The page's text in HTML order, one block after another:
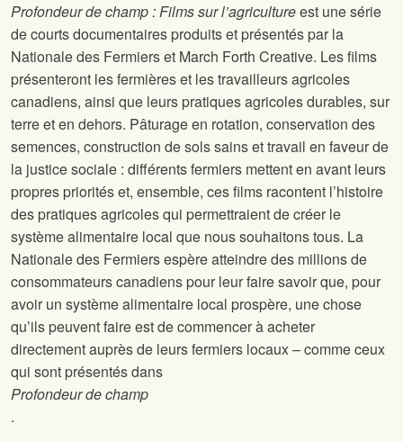
Profondeur de champ : Films sur l’agricultureest une série
de courts documentaires produits et présentés par la
Nationale des Fermiers et March Forth Creative. Les films
présenteront les fermières et les travailleurs agricoles
canadiens, ainsi que leurs pratiques agricoles durables, sur
terre et en dehors. Pâturage en rotation, conservation des
semences, construction de sols sains et travail en faveur de
la justice sociale : différents fermiers mettent en avant leurs
propres priorités et, ensemble, ces films racontent l’histoire
des pratiques agricoles qui permettraient de créer le
système alimentaire local que nous souhaitons tous. La
Nationale des Fermiers espère atteindre des millions de
consommateurs canadiens pour leur faire savoir que, pour
avoir un système alimentaire local prospère, une chose
qu’ils peuvent faire est de commencer à acheter
directement auprès de leurs fermiers locaux – comme ceux
qui sont présentés dans
Profondeur de champ
.